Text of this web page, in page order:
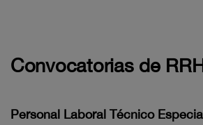
Convocatorias de
Personal Laboral Técnico